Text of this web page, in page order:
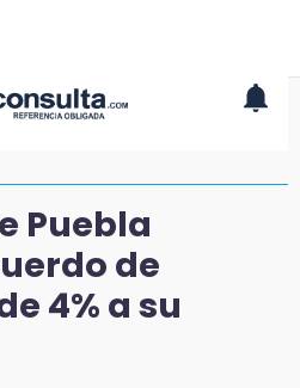
Puebla
de
4% a su